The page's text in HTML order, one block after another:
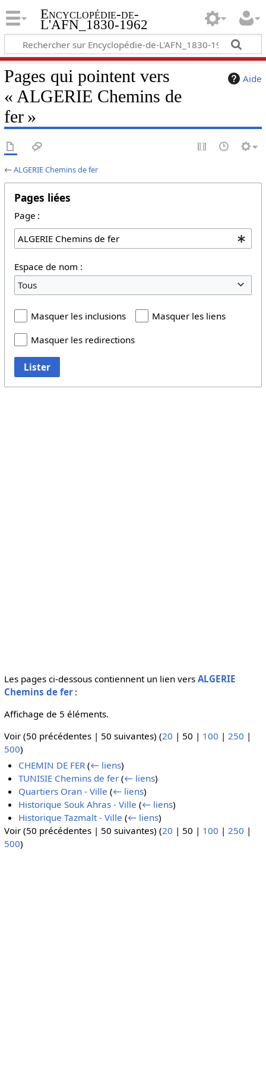
Encyclopédie-de-
L'AFN_1830-1962
Aide
Pages qui pointent vers
« ALGERIE Chemins de
fer »
←ALGERIE Chemins de fer
Pages liées
Page :
Espace de nom :
Tous
Masquer les inclusions
Masquer les liens
Masquer les redirections
Lister
Les pages ci-dessous contiennent un lien vers ALGERIE
Chemins de fer:
Affichage de 5 éléments.
Voir (50 précédentes| 50 suivantes) (20 | 50 | 100 | 250 |
500)
CHEMIN DE FER (← liens)
TUNISIE Chemins de fer (← liens)
Quartiers Oran - Ville (← liens)
Historique Souk Ahras - Ville (← liens)
Historique Tazmalt - Ville (← liens)
Voir (50 précédentes| 50 suivantes) (20 | 50 | 100 | 250 |
500)